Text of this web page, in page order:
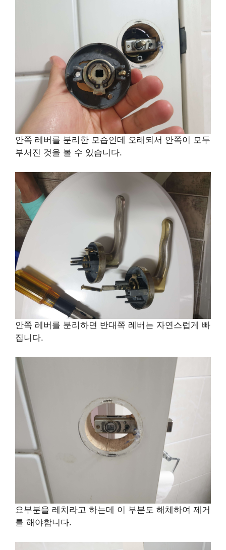
안쪽 레버를 분리한 모습인데 오래되서 안쪽이 모두
부서진 것을 볼 수 있습니다.
안쪽 레버를 분리하면 반대쪽 레버는 자연스럽게 빠
집니다.
요부분을 레치라고 하는데 이 부분도 해체하여 제거
를 해야합니다.